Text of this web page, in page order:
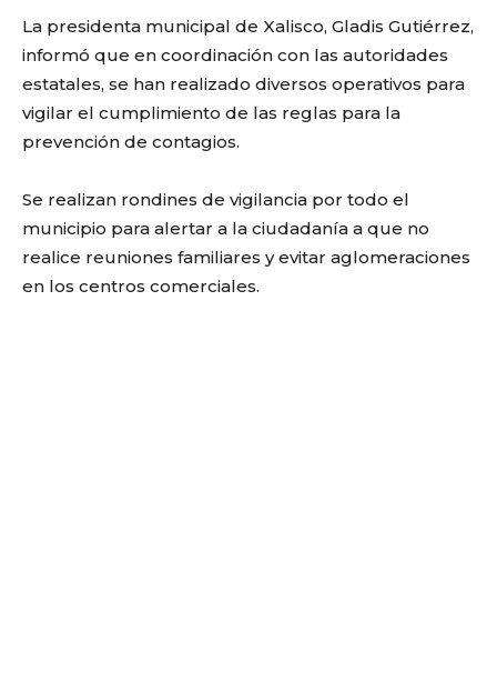
La presidenta municipal de Xalisco, Gladis Gutiérrez,
informó que en coordinación con las autoridades
estatales, se han realizado diversos operativos para
vigilar el cumplimiento de las reglas para la
prevención de contagios.
Se realizan rondines de vigilancia por todo el
municipio para alertar a la ciudadanía a que no
realice reuniones familiares y evitar aglomeraciones
en los centros comerciales.